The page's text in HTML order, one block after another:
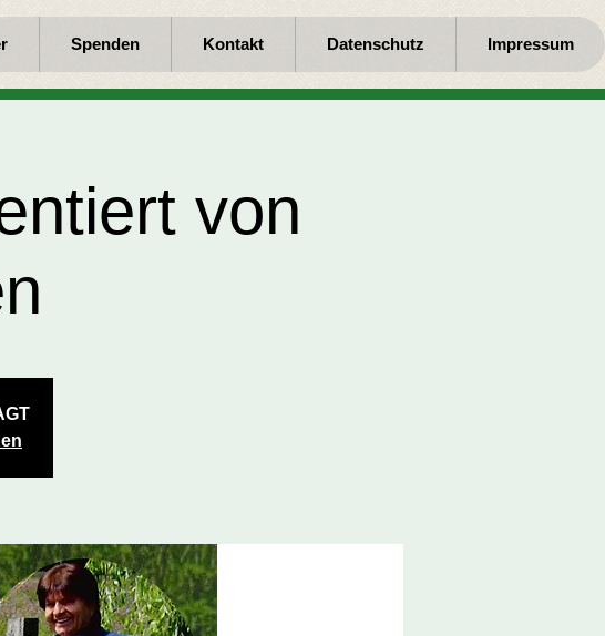
Spenden Kontakt Datenschutz Impressum
von